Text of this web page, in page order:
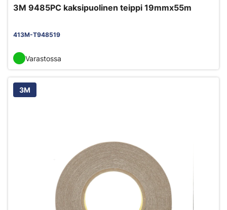
3M 9485PC kaksipuolinen teippi 19mmx55m
413M-T948519
Varastossa
3M